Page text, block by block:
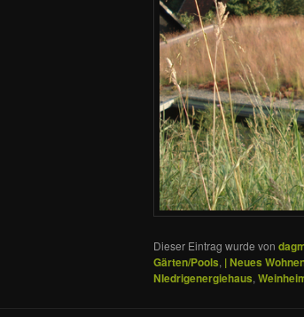
Dieser Eintrag wurde von
Gärten/Pools, | Neues
NIedrigenergiehaus,